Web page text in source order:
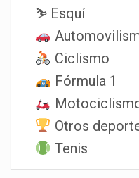
⛷️ Esquí
Ciclismo
Fórmula 1
Otros
Tenis